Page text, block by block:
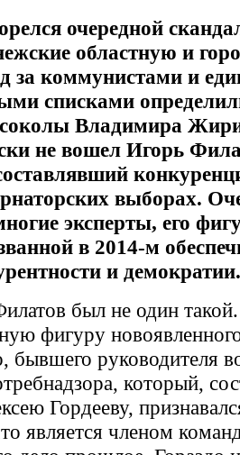
очередной
областную и
за коммунистами и
списками
Владимира
не вошел Игорь
выборах.
эксперты, его
в 2014-м
и демократии.
был не один
фигуру
руководителя
который,
Гордееву,
является членом